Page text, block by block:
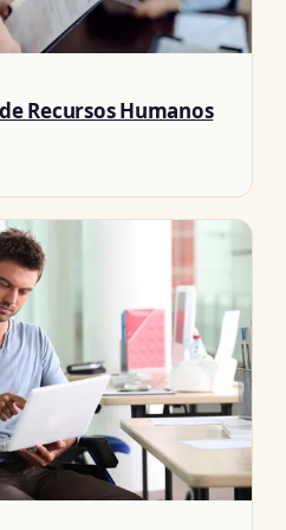
Recursos Humanos